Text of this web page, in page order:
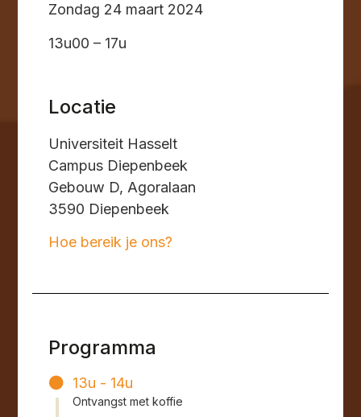
Zondag 24 maart 2024
13u00 – 17u
Locatie
Universiteit Hasselt
Campus Diepenbeek
Gebouw D, Agoralaan
3590 Diepenbeek
Hoe bereik je ons?
Programma
13u - 14u
Ontvangst met koffie